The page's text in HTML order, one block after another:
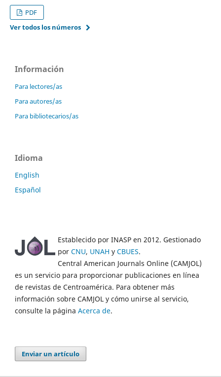
PDF
Ver todos los números
Información
Para lectores/as
Para autores/as
Para bibliotecarios/as
Idioma
English
Español
Establecido por INASP en 2012. Gestionado
por CNU, UNAH y CBUES.
Central American Journals Online (CAMJOL)
es un servicio para proporcionar publicaciones en línea
de revistas de Centroamérica. Para obtener más
información sobre CAMJOL y cómo unirse al servicio,
consulte la página Acerca de.
Enviar un artículo